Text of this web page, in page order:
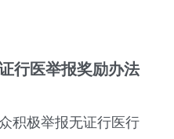
行医举报奖励办法
积极举报无证行医行